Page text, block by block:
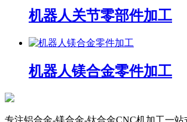
机器人关节零部件加工
机器人镁合金零件加工
专注铝合金-镁合金-钛合金CNC机加工一站